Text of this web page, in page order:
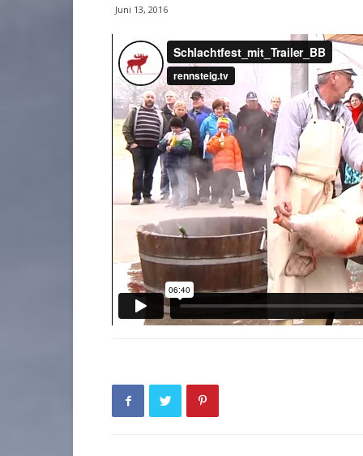
Juni 13, 2016